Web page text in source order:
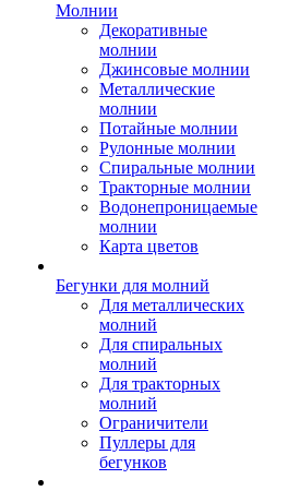
Молнии
Декоративные
молнии
Джинсовые молнии
Металлические
молнии
Потайные молнии
Рулонные молнии
Спиральные молнии
Тракторные молнии
Водонепроницаемые
молнии
Карта цветов
Бегунки для молний
Для металлических
молний
Для спиральных
молний
Для тракторных
молний
Ограничители
Пуллеры для
бегунков